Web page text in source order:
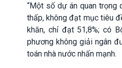
“Một số dự án quan
thấp, không đạt mục tiêu
khăn, chỉ đạt 51,8%; có
phương không giải ngân
toán nhà nước nhấn mạnh.